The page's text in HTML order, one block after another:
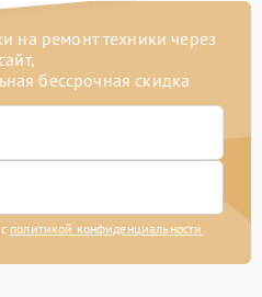
на ремонт техники через
сайт,
бессрочная скидка
политикой конфиденциальности